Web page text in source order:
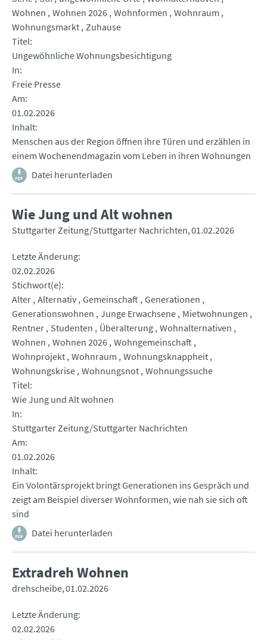
Wohnen Wohnen 2026 Wohnformen Wohnraum
Wohnungsmarkt Zuhause
Titel
Ungewöhnliche Wohnungsbesichtigung
In
Freie Presse
Am
01.02.2026
Inhalt
Menschen aus der Region öffnen ihre Türen und erzählen in
einem Wochenendmagazin vom Leben in ihren Wohnungen
Datei herunterladen
Wie Jung und Alt wohnen
Stuttgarter Zeitung/Stuttgarter Nachrichten 01.02.2026
Letzte Änderung
02.02.2026
Stichwort(e)
Alter Alternativ Gemeinschaft Generationen
Generationswohnen Junge Erwachsene Mietwohnungen
Rentner Studenten Überalterung Wohnalternativen
Wohnen Wohnen 2026 Wohngemeinschaft
Wohnprojekt Wohnraum Wohnungsknappheit
Wohnungskrise Wohnungsnot Wohnungssuche
Titel
Wie Jung und Alt wohnen
In
Stuttgarter Zeitung/Stuttgarter Nachrichten
Am
01.02.2026
Inhalt
Ein Volontärsprojekt bringt Generationen ins Gespräch und
zeigt am Beispiel diverser Wohnformen, wie nah sie sich oft
sind
Datei herunterladen
Extradreh Wohnen
drehscheibe 01.02.2026
Letzte Änderung
02.02.2026